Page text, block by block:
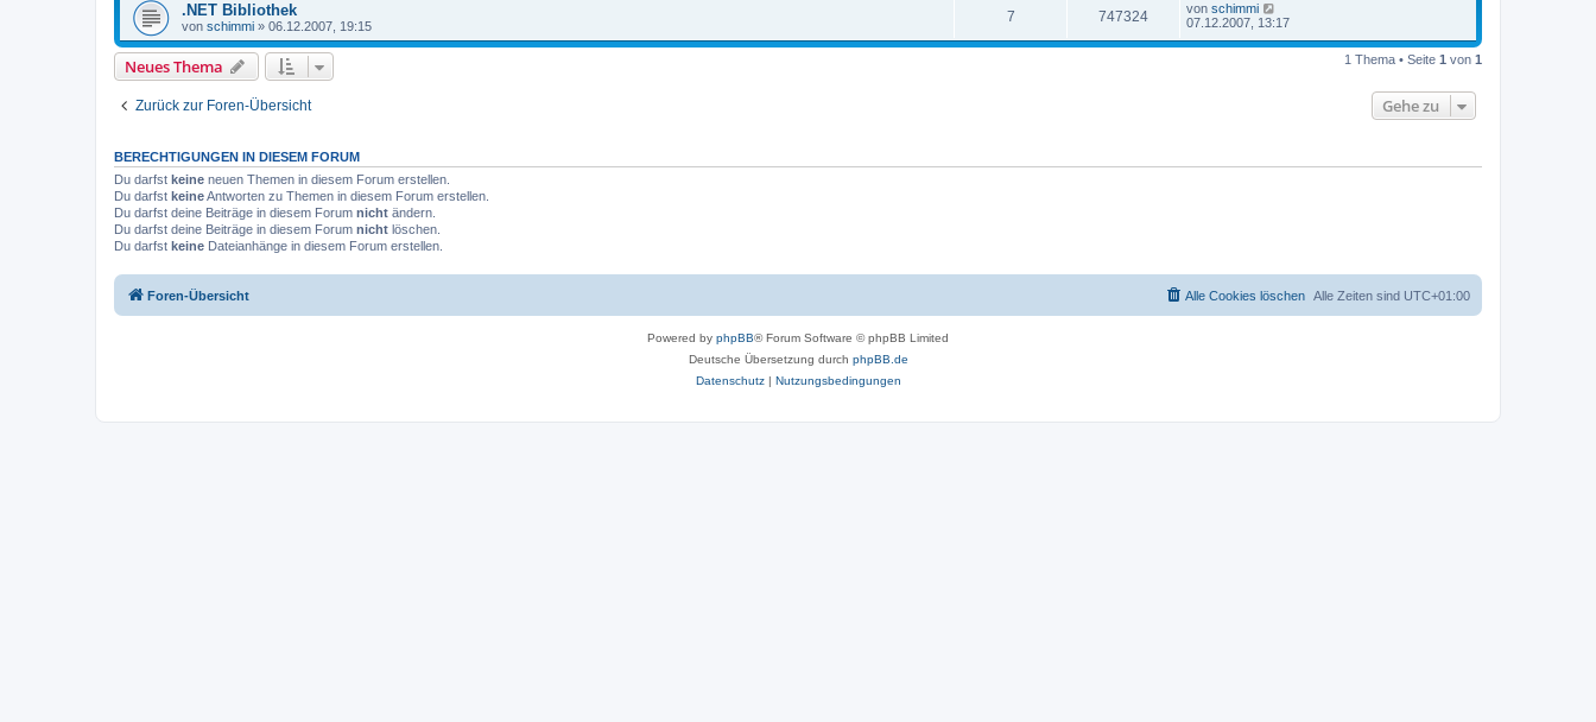
.NET Bibliothek
von schimmi » 06.12.2007, 19:15
7 747324 von schimmi
07.12.2007, 13:17
Neues Thema 1 Thema • Seite 1 von 1
Zurück zur Foren-Übersicht Gehe zu
BERECHTIGUNGEN IN DIESEM FORUM
Du darfst keine neuen Themen in diesem Forum erstellen.
Du darfst keineAntworten zu Themen in diesem Forum erstellen.
Du darfst deine Beiträge in diesem Forum nicht ändern.
Du darfst deine Beiträge in diesem Forum nicht löschen.
Du darfst keine Dateianhänge in diesem Forum erstellen.
Foren-Übersicht Alle Zeiten sind UTC+01:00
Alle Cookies löschen
Powered by phpBB® Forum Software © phpBB Limited
Deutsche Übersetzung durch phpBB.de
Datenschutz| Nutzungsbedingungen